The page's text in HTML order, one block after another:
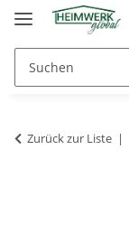
Zurück zur Liste